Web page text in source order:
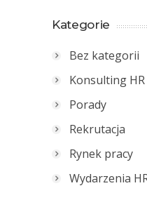
Kategorie
Bez kategorii
Konsulting HR
Porady
Rekrutacja
Rynek pracy
Wydarzenia